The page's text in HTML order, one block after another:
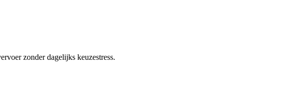
zonder dagelijks keuzestress.